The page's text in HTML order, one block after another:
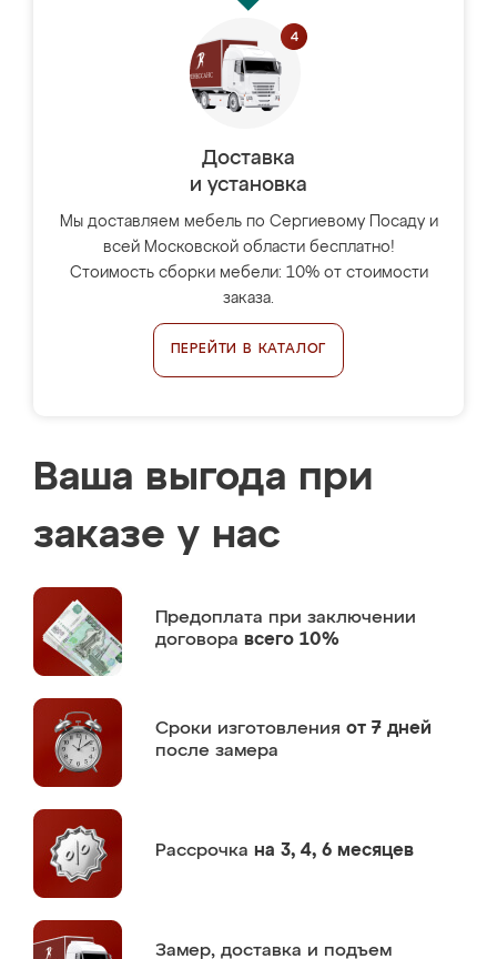
Доставка
и установка
Мы доставляем мебель по Сергиевому Посаду и
всей Московской области бесплатно!
Стоимость сборки мебели: 10% от стоимости
заказа.
ПЕРЕЙТИ В КАТАЛОГ
Ваша выгода при
заказе у нас
Предоплата при заключении
договора всего 10%
Сроки изготовления от 7 дней
после замера
Рассрочка на 3, 4, 6 месяцев
Замер, доставка и подъем